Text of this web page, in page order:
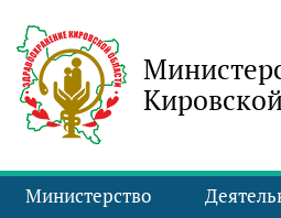
Министерство